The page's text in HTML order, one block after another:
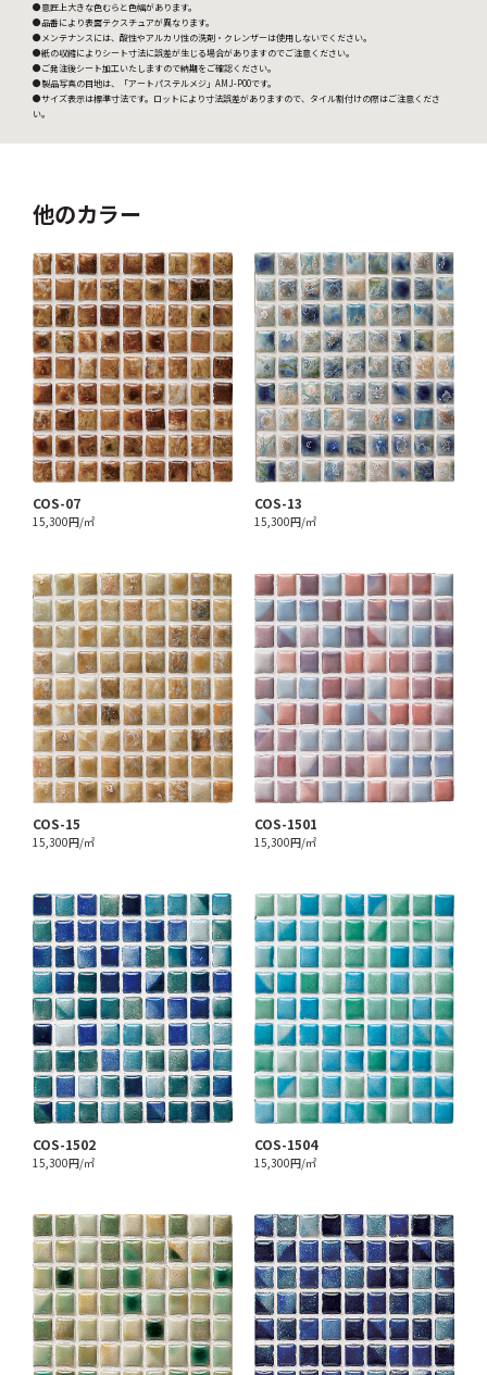
●意匠上大きな色むらと色幅があります。
●品番により表面テクスチュアが異なります。
●メンテナンスには、酸性やアルカリ性の洗剤・クレンザーは使用しないでください。
●紙の収縮によりシート寸法に誤差が生じる場合がありますのでご注意ください。
●ご発注後シート加工いたしますので納期をご確認ください。
●製品写真の目地は、「アートパステルメジ」AMJ-P00です。
●サイズ表示は標準寸法です。ロットにより寸法誤差がありますので、タイル割付けの際はご注意くださ
い。
他のカラー
COS-07
15,300円/㎡
COS-13
15,300円/㎡
COS-15
15,300円/㎡
COS-1501
15,300円/㎡
COS-1502
15,300円/㎡
COS-1504
15,300円/㎡